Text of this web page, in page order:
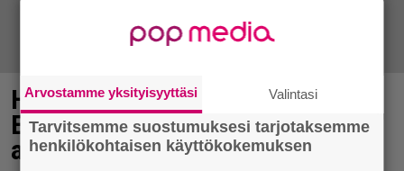
Heikki Paasonen kaunistautui
Eppujen keikalle – ”Jutunjuurta
aikaiseksi tänään Tampereella”
Arvostamme yksityisyyttäsi Valintasi
Tarvitsemme suostumuksesi tarjotaksemme
henkilökohtaisen käyttökokemuksen